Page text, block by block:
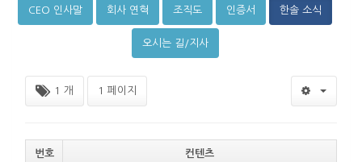
CEO 인사말 회사 연혁 조직도 인증서 한솔 소식
오시는 길/지사
1 개 1 페이지
번호 컨텐츠